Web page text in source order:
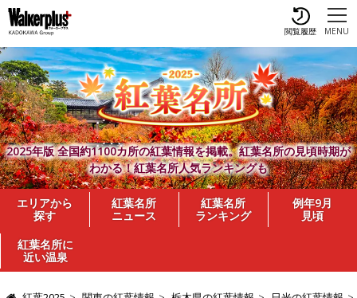
MENU
閲覧履歴
2025年版 全国約1100カ所の紅葉情報を掲載。紅葉名所の見頃時期が
わかる！紅葉名所人気ランキングも
エリアから
探す
紅葉名所
ニュース
紅葉名所
ランキング
例年9月
見頃
紅葉名所に
近い温泉